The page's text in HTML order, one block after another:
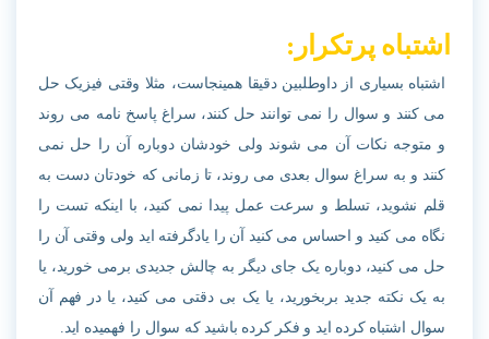
اشتباه پرتکرار:
اشتباه بسیاری از داوطلبین دقیقا همینجاست، مثلا وقتی فیزیک حل
می کنند و سوال را نمی توانند حل کنند، سراغ پاسخ نامه می روند
و متوجه نکات آن می شوند ولی خودشان دوباره آن را حل نمی
کنند و به سراغ سوال بعدی می روند، تا زمانی که خودتان دست به
قلم نشوید، تسلط و سرعت عمل پیدا نمی کنید، با اینکه تست را
نگاه می کنید و احساس می کنید آن را یادگرفته اید ولی وقتی آن را
حل می کنید، دوباره یک جای دیگر به چالش جدیدی برمی خورید، یا
به یک نکته جدید بربخورید، یا یک بی دقتی می کنید، یا در فهم آن
سوال اشتباه کرده اید و فکر کرده باشید که سوال را فهمیده اید.